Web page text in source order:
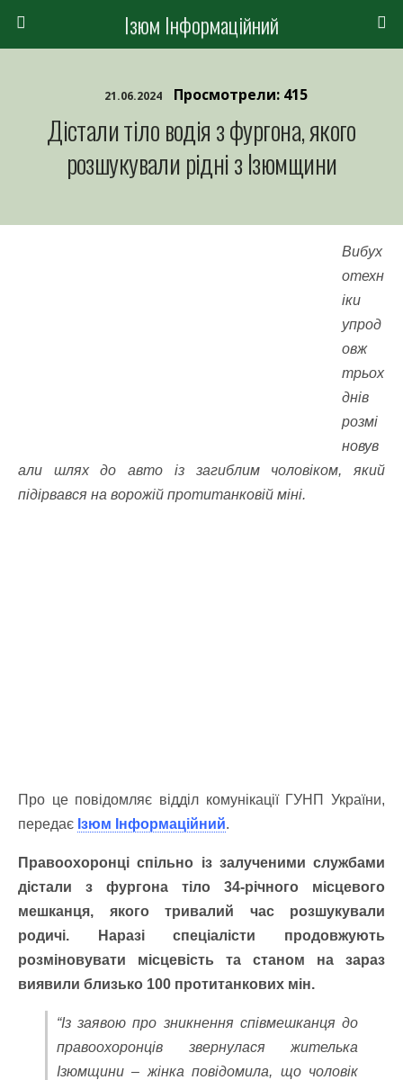
Ізюм Інформаційний
21.06.2024 Просмотрели: 415
Дістали тіло водія з фургона, якого
розшукували рідні з Ізюмщини
Вибух
отехн
іки
упрод
овж
трьох
днів
розмі
новув
али шлях до авто із загиблим чоловіком, який
підірвався на ворожій протитанковій міні.
Про це повідомляє відділ комунікації ГУНП України,
передає Ізюм Інформаційний.
Правоохоронці спільно із залученими службами
дістали з фургона тіло 34-річного місцевого
мешканця, якого тривалий час розшукували
родичі. Наразі спеціалісти продовжують
розміновувати місцевість та станом на зараз
виявили близько 100 протитанкових мін.
“Із заявою про зникнення співмешканця до
правоохоронців звернулася жителька
Ізюмщини – жінка повідомила, що чоловік